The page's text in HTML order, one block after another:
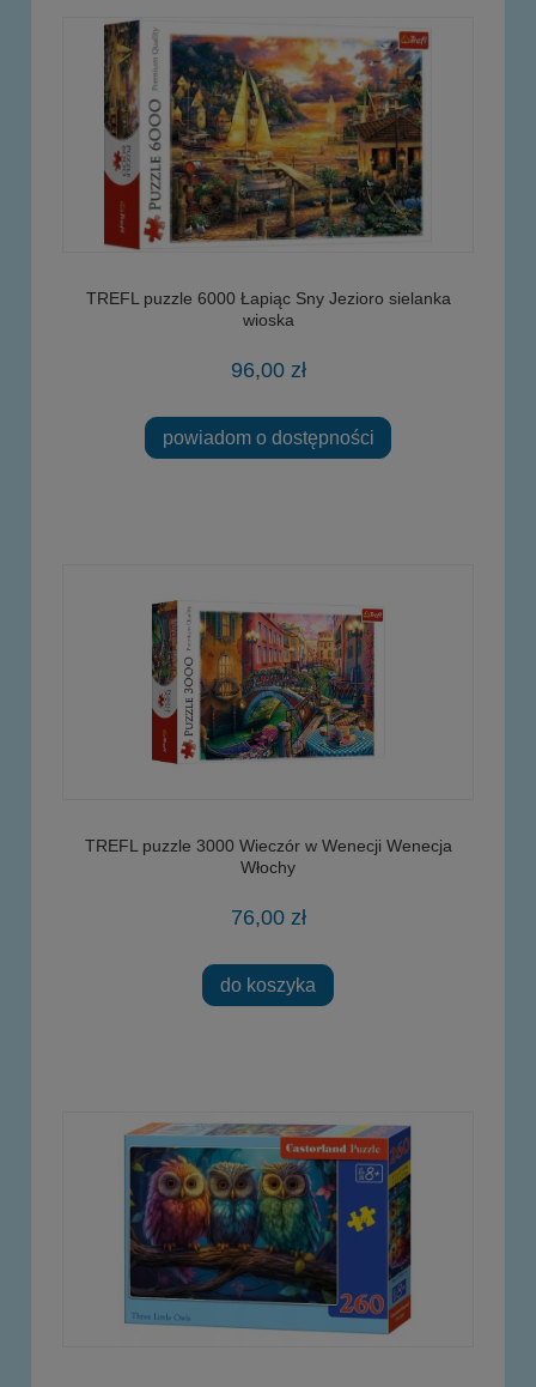
TREFL puzzle 6000 Łapiąc Sny Jezioro sielanka
wioska
96,00 zł
powiadom o dostępności
TREFL puzzle 3000 Wieczór w Wenecji Wenecja
Włochy
76,00 zł
do koszyka